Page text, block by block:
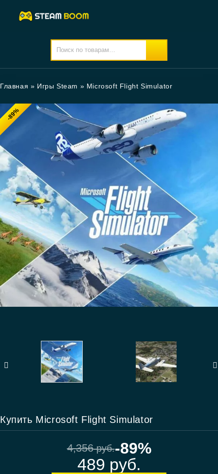
Главная » Игры Steam » Microsoft Flight Simulator
-89%
Купить Microsoft Flight Simulator
4,356руб.-89%
489 руб.